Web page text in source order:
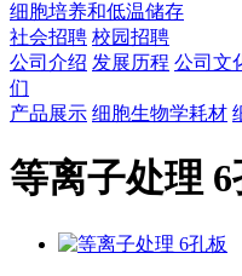
细胞培养和低温储存
社会招聘 校园招聘
公司介绍 发展历程 公司文
们
产品展示 细胞生物学耗材
等离子处理 6